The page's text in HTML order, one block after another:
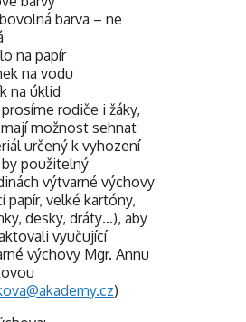
barva – ne
na papír
na vodu
na úklid
rodiče i žáky,
možnost sehnat
určený k vyhození
použitelný
výtvarné výchovy
papír, velké kartóny,
desky, dráty…), aby
vyučující
výchovy Mgr. Annu
)